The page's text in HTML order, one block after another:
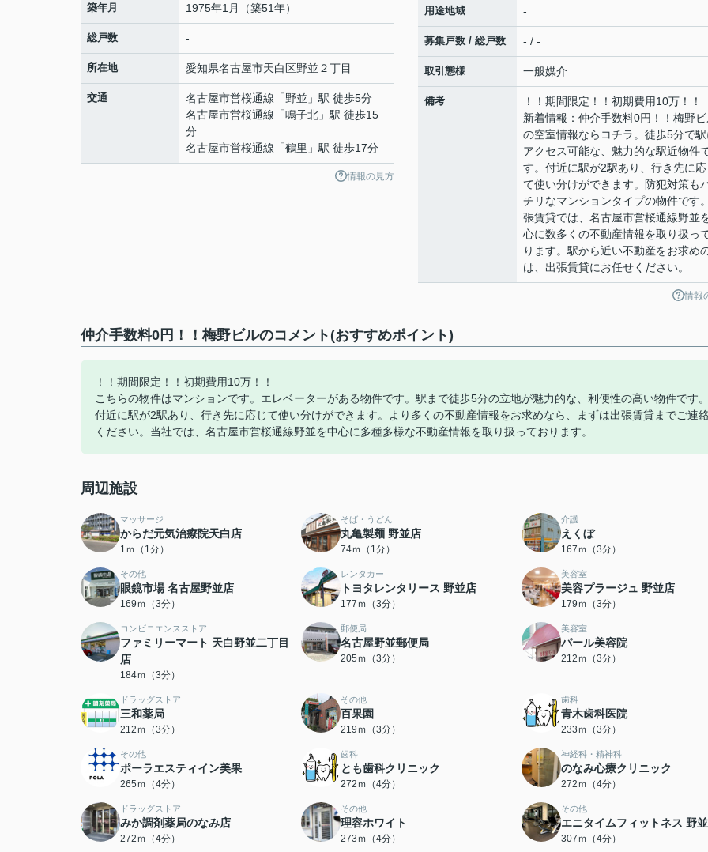
築年月 1975年1月（築51年）
総戸数 -
所在地 愛知県名古屋市天白区野並 ２丁目
交通 名古屋市営桜通線 「野並 」駅 徒歩5分
名古屋市営桜通線 「鳴子北 」駅 徒歩15
分
名古屋市営桜通線 「鶴里 」駅 徒歩17分
情報の見方
用途地域 -
募集戸数 / 総戸数 - / -
取引態様 一般媒介
備考
！！期間限定！！初期費用10万！！
新着情報：仲介手数料0円！！梅野
の空室情報ならコチラ。徒歩5分で
アクセス可能な、魅力的な駅近物件
す。付近に駅が2駅あり、行き先に
て使い分けができます。防犯対策も
チリなマンションタイプの物件です
張賃貸では、名古屋市営桜通線野並
心に数多くの不動産情報を取り扱っ
ります。駅から近い不動産をお求め
は、出張賃貸にお任せください。
情報
仲介手数料0円！！梅野ビルのコメント(おすすめポイント)
！！期間限定！！初期費用10万！！
こちらの物件はマンションです。エレベーターがある物件です。駅まで徒歩5分の立地が魅力的な、利便性の高い物件です
付近に駅が2駅あり、行き先に応じて使い分けができます。より多くの不動産情報をお求めなら、まずは出張賃貸までご連
ください。当社では、名古屋市営桜通線野並を中心に多種多様な不動産情報を取り扱っております。
周辺施設
マッサージ
からだ元気治療院天白店
1ｍ（1分）
そば・うどん
丸亀製麺 野並店
74ｍ（1分）
介護
えくぼ
167ｍ（3分）
その他
眼鏡市場 名古屋野並店
169ｍ（3分）
レンタカー
トヨタレンタリース 野並店
177ｍ（3分）
美容室
美容プラージュ 野並店
179ｍ（3分）
コンビニエンスストア
ファミリーマート 天白野並二丁目
店
184ｍ（3分）
郵便局
名古屋野並郵便局
205ｍ（3分）
美容室
パール美容院
212ｍ（3分）
ドラッグストア
三和薬局
212ｍ（3分）
その他
百果園
219ｍ（3分）
歯科
青木歯科医院
233ｍ（3分）
その他
ポーラエスティイン美果
265ｍ（4分）
歯科
とも歯科クリニック
272ｍ（4分）
神経科・精神科
のなみ心療クリニック
272ｍ（4分）
ドラッグストア
みか調剤薬局のなみ店
272ｍ（4分）
その他
理容ホワイト
273ｍ（4分）
その他
エニタイムフィットネス 野
307ｍ（4分）